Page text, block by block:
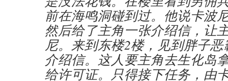
前在海鸣洞碰到过。他说卡波
然后给了主角一张介绍信，让
尼。来到东楼2楼，见到胖子
介绍信。这人要主角去生化岛
给许可证。只得接下任务，由